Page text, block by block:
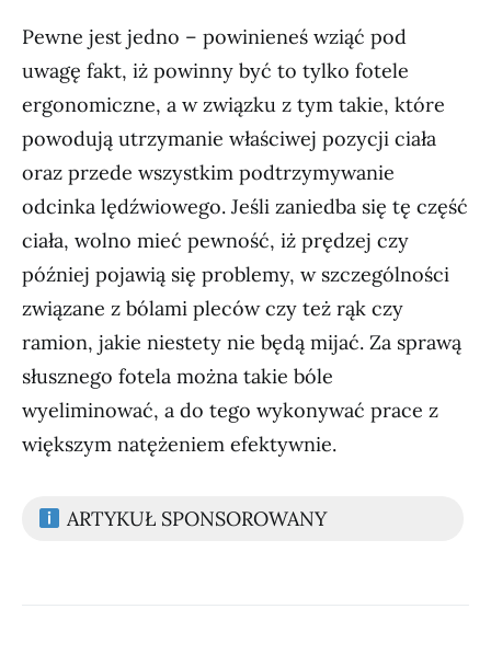
Pewne jest jedno – powinieneś wziąć pod
uwagę fakt, iż powinny być to tylko fotele
ergonomiczne, a w związku z tym takie, które
powodują utrzymanie właściwej pozycji ciała
oraz przede wszystkim podtrzymywanie
odcinka lędźwiowego. Jeśli zaniedba się tę część
ciała, wolno mieć pewność, iż prędzej czy
później pojawią się problemy, w szczególności
związane z bólami pleców czy też rąk czy
ramion, jakie niestety nie będą mijać. Za sprawą
słusznego fotela można takie bóle
wyeliminować, a do tego wykonywać prace z
większym natężeniem efektywnie.
ARTYKUŁ SPONSOROWANY